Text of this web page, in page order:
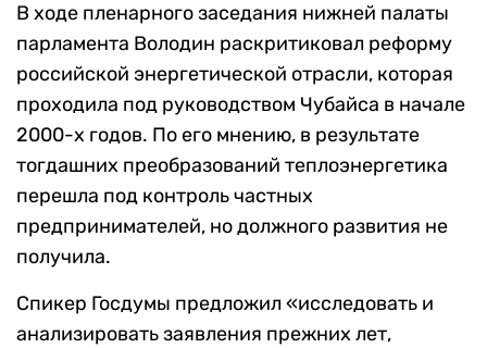
В ходе пленарного заседания нижней палаты
парламента Володин раскритиковал реформу
российской энергетической отрасли, которая
проходила под руководством Чубайса в начале
2000-х годов. По его мнению, в результате
тогдашних преобразований теплоэнергетика
перешла под контроль частных
предпринимателей, но должного развития не
получила.
Спикер Госдумы предложил «исследовать и
анализировать заявления прежних лет,